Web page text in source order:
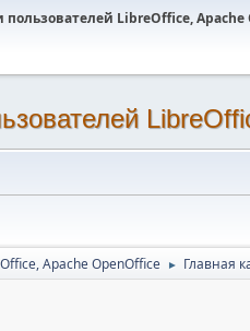
LibreOffice, Apache
Apache OpenOffice ► Главная